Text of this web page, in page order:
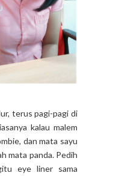
terus pagi-pagi di
kalau malem
dan mata sayu
mata panda. Pedih
eye liner sama